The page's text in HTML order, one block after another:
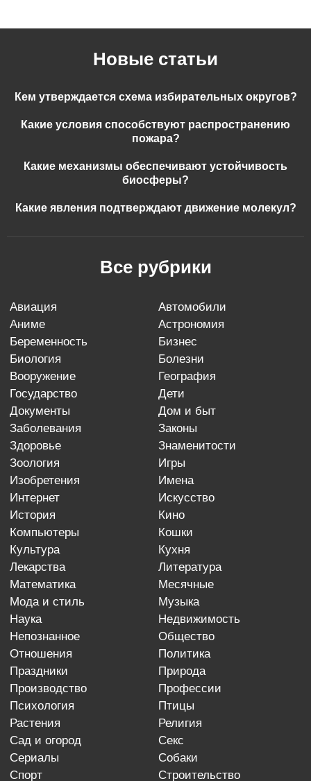
Новые статьи
Кем утверждается схема избирательных округов?
Какие условия способствуют распространению
пожара?
Какие механизмы обеспечивают устойчивость
биосферы?
Какие явления подтверждают движение молекул?
Все рубрики
авиация
автомобили
аниме
астрономия
беременность
бизнес
биология
болезни
вооружение
география
государство
дети
документы
дом и быт
заболевания
законы
здоровье
знаменитости
зоология
игры
изобретения
имена
интернет
искусство
история
кино
компьютеры
кошки
культура
кухня
лекарства
литература
математика
месячные
мода и стиль
музыка
наука
недвижимость
непознанное
общество
отношения
политика
праздники
природа
производство
профессии
психология
птицы
растения
религия
сад и огород
секс
сериалы
собаки
спорт
строительство